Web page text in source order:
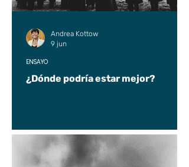
¿Dónde podría estar mejor?
ENSAYO
Andrea Kottow
9 jun